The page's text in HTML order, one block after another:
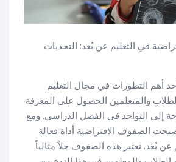
في التعليم عن بُعد: التحديات
أهم التطورات في مجال التعليم
والمتعلمين الحصول على المعرفة
إلى التواجد في الفصل الدراسي. ومع
الصفوف الافتراضية أداة فعالة
بُعد. تعتبر هذه الصفوف حلاً مثالياً